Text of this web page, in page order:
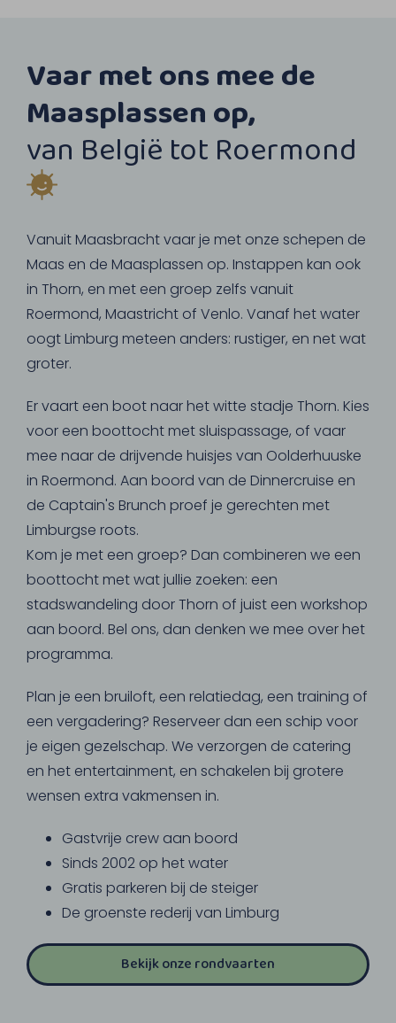
Vaar met ons mee de
Maasplassen op,
van België tot Roermond
Vanuit Maasbracht vaar je met onze schepen de
Maas en de Maasplassen op. Instappen kan ook
in Thorn, en met een groep zelfs vanuit
Roermond, Maastricht of Venlo. Vanaf het water
oogt Limburg meteen anders: rustiger, en net wat
groter.
Er vaart een boot naar het witte stadje Thorn. Kies
voor een boottocht met sluispassage, of vaar
mee naar de drijvende huisjes van Oolderhuuske
in Roermond. Aan boord van de Dinnercruise en
de Captain's Brunch proef je gerechten met
Limburgse roots.
Kom je met een groep? Dan combineren we een
boottocht met wat jullie zoeken: een
stadswandeling door Thorn of juist een workshop
aan boord. Bel ons, dan denken we mee over het
programma.
Plan je een bruiloft, een relatiedag, een training of
een vergadering? Reserveer dan een schip voor
je eigen gezelschap. We verzorgen de catering
en het entertainment, en schakelen bij grotere
wensen extra vakmensen in.
Gastvrije crew aan boord
Sinds 2002 op het water
Gratis parkeren bij de steiger
De groenste rederij van Limburg
Bekijk onze rondvaarten